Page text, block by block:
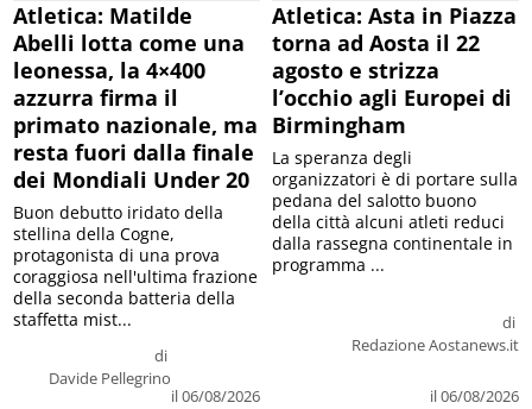
Atletica: Matilde
Abelli lotta come una
leonessa, la 4×400
azzurra firma il
primato nazionale, ma
resta fuori dalla finale
dei Mondiali Under 20
di
Davide Pellegrino
il 06/08/2026
Buon debutto iridato della
stellina della Cogne,
protagonista di una prova
coraggiosa nell'ultima frazione
della seconda batteria della
staffetta mist...
Atletica: Asta in Piazza
torna ad Aosta il 22
agosto e strizza
l’occhio agli Europei di
Birmingham
di
Redazione Aostanews.it
il 06/08/2026
La speranza degli
organizzatori è di portare sulla
pedana del salotto buono
della città alcuni atleti reduci
dalla rassegna continentale in
programma ...